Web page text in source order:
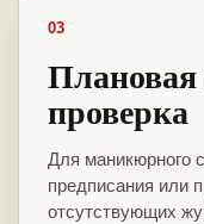
03
проверка
Для маникюрного
предписания или
отсутствующих